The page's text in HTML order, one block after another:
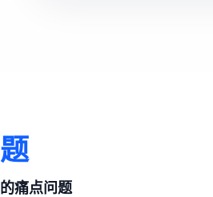
痛点问题